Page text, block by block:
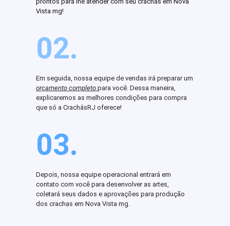
Vista mg!
02.
Em seguida, nossa equipe de vendas irá preparar um
orçamento completo para você. Dessa maneira,
explicaremos as melhores condições para compra
que só a CrachásRJ oferece!
03.
Depois, nossa equipe operacional entrará em
contato com você para desenvolver as artes,
coletará seus dados e aprovações para produção
dos crachas em Nova Vista mg.